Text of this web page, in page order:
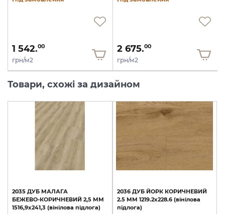
1 542.00
грн/м2
2 675.00
грн/м2
Товари, схожі за дизайном
2035 ДУБ МАЛАГА
БЕЖЕВО-КОРИЧНЕВИЙ 2,5 ММ
1516,9х241,3 (вінілова підлога)
2036 ДУБ ЙОРК КОРИЧНЕВИЙ
2.5 ММ 1219.2х228.6 (вінілова
підлога)